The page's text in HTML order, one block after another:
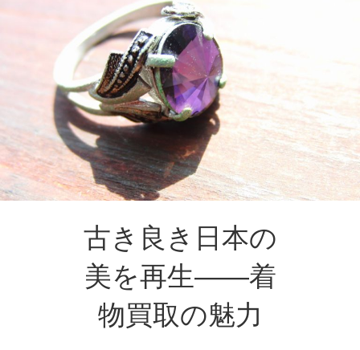
古き良き日本の
美を再生――着
物買取の魅力